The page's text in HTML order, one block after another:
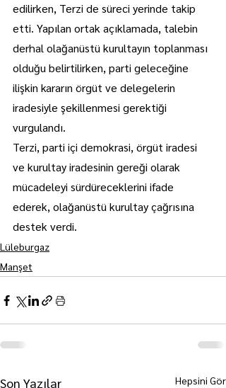
edilirken, Terzi de süreci yerinde takip
etti. Yapılan ortak açıklamada, talebin
derhal olağanüstü kurultayın toplanması
olduğu belirtilirken, parti geleceğine
ilişkin kararın örgüt ve delegelerin
iradesiyle şekillenmesi gerektiği
vurgulandı.
Terzi, parti içi demokrasi, örgüt iradesi
ve kurultay iradesinin gereği olarak
mücadeleyi sürdüreceklerini ifade
ederek, olağanüstü kurultay çağrısına
destek verdi.
Lüleburgaz
Manşet
Son Yazılar Hepsini Gör